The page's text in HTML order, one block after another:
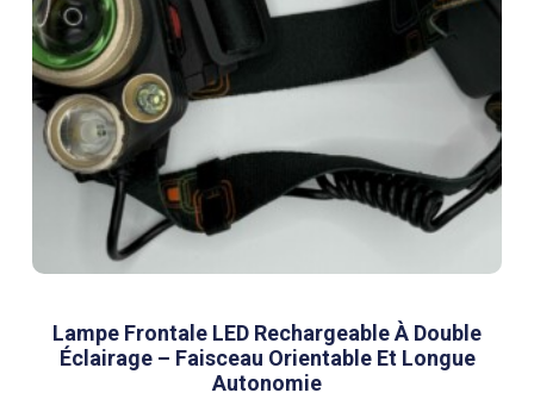
Lampe Frontale LED Rechargeable À Double
Éclairage – Faisceau Orientable Et Longue
Autonomie